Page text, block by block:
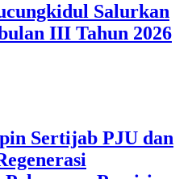
Salurkan
III Tahun 2026
Sertijab PJU dan